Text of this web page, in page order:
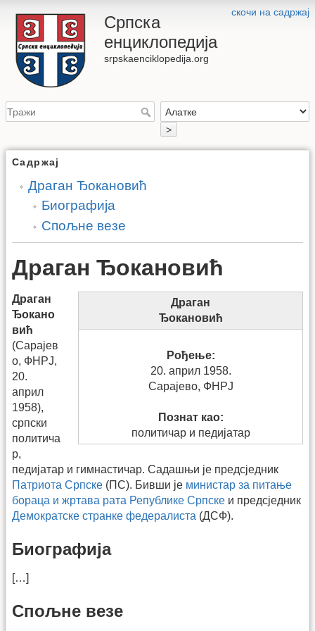
скочи на садржај
Српска
енциклопедија
srpskaenciklopedija.org
>
Садржај
Драган Ђокановић
Биографија
Спољне везе
Драган Ђокановић
Драган
Ђокановић
Рођење:
20. април 1958.
Сарајево, ФНРЈ
Познат као:
политичар и педијатар
Драган
Ђокано
вић
(Сарајев
о, ФНРЈ,
20.
април
1958),
српски
политича
р,
педијатар и гимнастичар. Садашњи је предсједник
Патриота Српске (ПС). Бивши је министар за питање
бораца и жртава рата Републике Српске и предсједник
Демократске странке федералиста (ДСФ).
Биографија
[…]
Спољне везе